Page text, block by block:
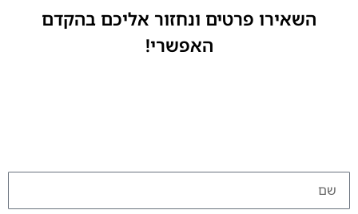
השאירו פרטים ונחזור אליכם בהקדם
האפשרי!